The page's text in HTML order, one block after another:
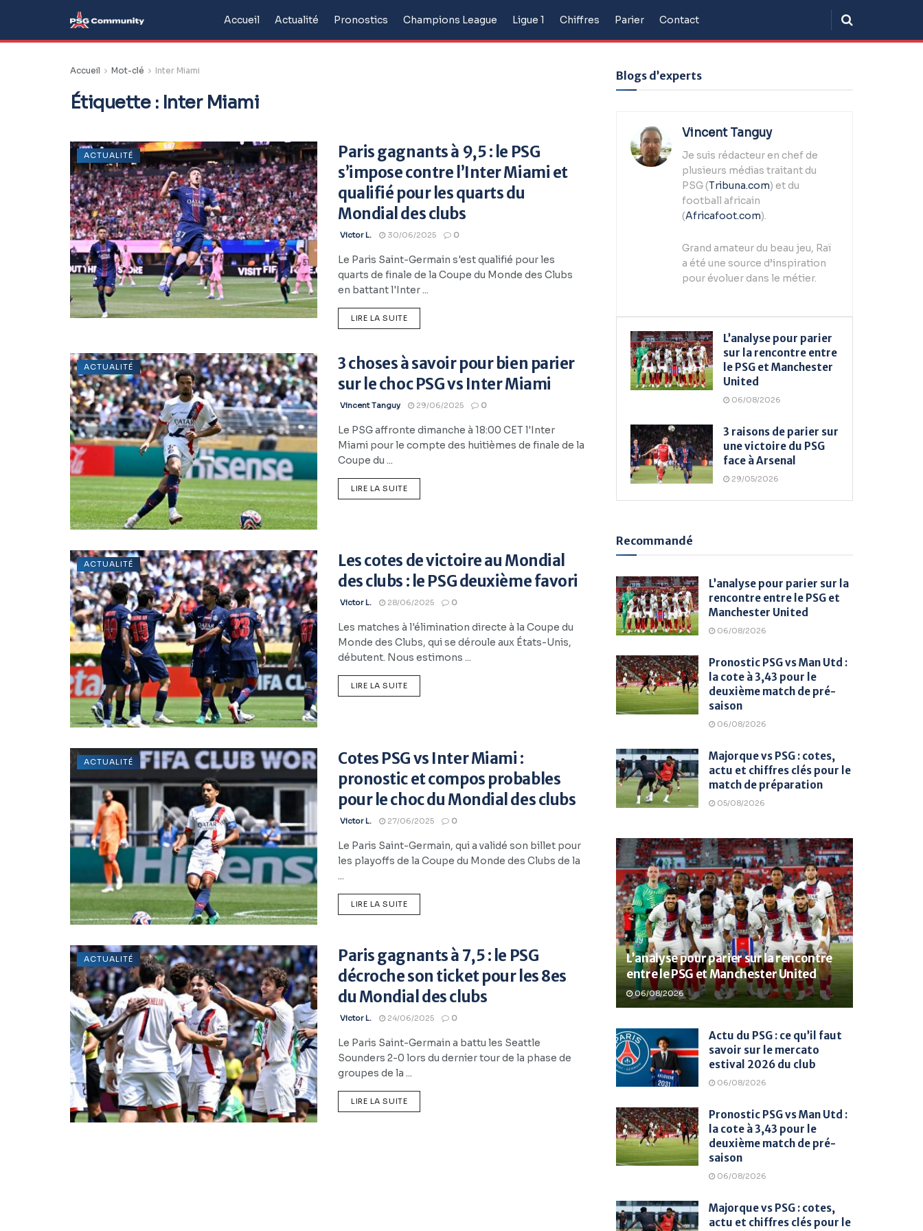
Accueil Actualité Pronostics Champions League Ligue 1 Chiffres Parier Contact
Accueil Mot-clé Inter Miami
Étiquette : Inter Miami
ACTUALITÉ
Paris gagnants à 9,5 : le PSG
s’impose contre l’Inter Miami et
qualifié pour les quarts du
Mondial des clubs
Victor L. 30/06/2025 0
Le Paris Saint-Germain s'est qualifié pour les
quarts de finale de la Coupe du Monde des Clubs
en battant l'Inter ...
LIRE LA SUITE
ACTUALITÉ
3 choses à savoir pour bien parier
sur le choc PSG vs Inter Miami
Vincent Tanguy 29/06/2025 0
Le PSG affronte dimanche à 18:00 CET l'Inter
Miami pour le compte des huitièmes de finale de la
Coupe du ...
LIRE LA SUITE
ACTUALITÉ
Les cotes de victoire au Mondial
des clubs : le PSG deuxième favori
Victor L. 28/06/2025 0
Les matches à l'élimination directe à la Coupe du
Monde des Clubs, qui se déroule aux États-Unis,
débutent. Nous estimons ...
LIRE LA SUITE
ACTUALITÉ
Cotes PSG vs Inter Miami :
pronostic et compos probables
pour le choc du Mondial des clubs
Victor L. 27/06/2025 0
Le Paris Saint-Germain, qui a validé son billet pour
les playoffs de la Coupe du Monde des Clubs de la
...
LIRE LA SUITE
ACTUALITÉ
Paris gagnants à 7,5 : le PSG
décroche son ticket pour les 8es
du Mondial des clubs
Victor L. 24/06/2025 0
Le Paris Saint-Germain a battu les Seattle
Sounders 2-0 lors du dernier tour de la phase de
groupes de la ...
LIRE LA SUITE
Blogs d’experts
Vincent Tanguy
Je suis rédacteur en chef de
plusieurs médias traitant du
PSG (Tribuna.com) et du
football africain
(Africafoot.com).
Grand amateur du beau jeu, Raï
a été une source d’inspiration
pour évoluer dans le métier.
L’analyse pour parier
sur la rencontre entre
le PSG et Manchester
United
06/08/2026
3 raisons de parier sur
une victoire du PSG
face à Arsenal
29/05/2026
Recommandé
L’analyse pour parier sur la
rencontre entre le PSG et
Manchester United
06/08/2026
Pronostic PSG vs Man Utd :
la cote à 3,43 pour le
deuxième match de pré-
saison
06/08/2026
Majorque vs PSG : cotes,
actu et chiffres clés pour le
match de préparation
05/08/2026
L’analyse pour parier sur la rencontre
entre le PSG et Manchester United
06/08/2026
Actu du PSG : ce qu’il faut
savoir sur le mercato
estival 2026 du club
06/08/2026
Pronostic PSG vs Man Utd :
la cote à 3,43 pour le
deuxième match de pré-
saison
06/08/2026
Majorque vs PSG : cotes,
actu et chiffres clés pour le